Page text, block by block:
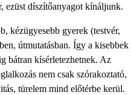
ezüst díszítőanyagot kínáljunk.
kézügyesebb gyerek (testvér,
útmutatásban. Így a kisebbek
bátran kísérletezhetnek. Az
nem csak szórakoztató,
türelem mind előtérbe kerül.